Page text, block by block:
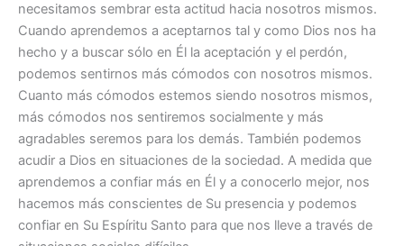
necesitamos sembrar esta actitud hacia nosotros mismos.
Cuando aprendemos a aceptarnos tal y como Dios nos ha
hecho y a buscar sólo en Él la aceptación y el perdón,
podemos sentirnos más cómodos con nosotros mismos.
Cuanto más cómodos estemos siendo nosotros mismos,
más cómodos nos sentiremos socialmente y más
agradables seremos para los demás. También podemos
acudir a Dios en situaciones de la sociedad. A medida que
aprendemos a confiar más en Él y a conocerlo mejor, nos
hacemos más conscientes de Su presencia y podemos
confiar en Su Espíritu Santo para que nos lleve a través de